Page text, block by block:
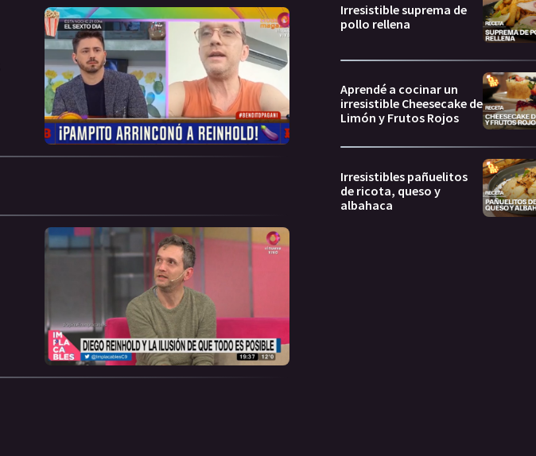
Irresistible suprema de
pollo rellena
Aprendé a cocinar un
irresistible Cheesecake de
Limón y Frutos Rojos
Irresistibles pañuelitos
de ricota, queso y
albahaca